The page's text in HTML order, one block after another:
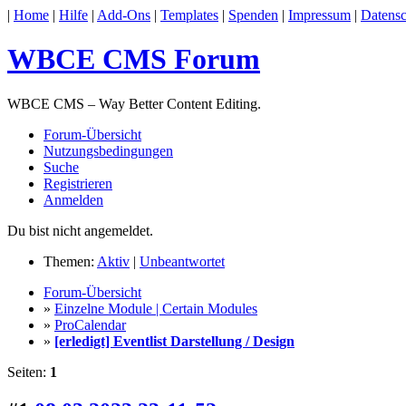
| Home | Hilfe | Add-Ons | Templates | Spenden | Impressum |
WBCE CMS Forum
WBCE CMS – Way Better Content Editing.
Forum-Übersicht
Nutzungsbedingungen
Suche
Registrieren
Anmelden
Du bist nicht angemeldet.
Themen: Aktiv | Unbeantwortet
Forum-Übersicht
» Einzelne Module | Certain Modules
» ProCalendar
» [erledigt] Eventlist Darstellung / Design
Seiten: 1